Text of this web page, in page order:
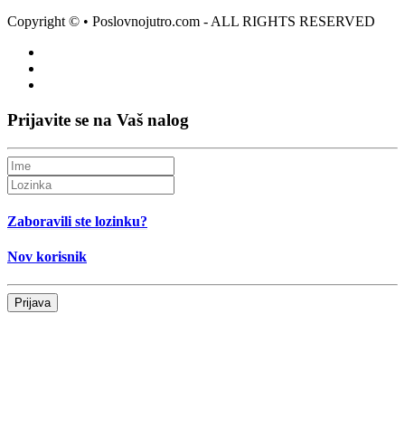
Copyright © • Poslovnojutro.com - ALL RIGHTS RESERVED
Prijavite se na Vaš nalog
Zaboravili ste lozinku?
Nov korisnik